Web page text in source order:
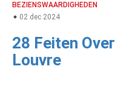
BEZIENSWAARDIGHEDEN
02 dec 2024
28 Feiten Over
Louvre